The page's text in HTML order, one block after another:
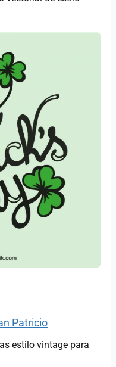
Patricio
estilo vintage para